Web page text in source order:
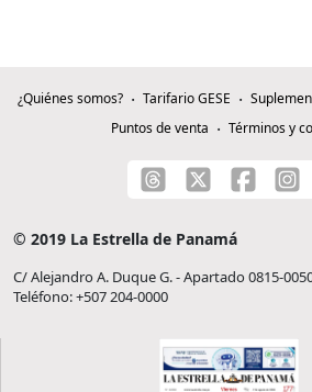
¿Quiénes somos? Tarifario GESE
Puntos de venta
Términos y
© 2019 La Estrella de Panamá
C/ Alejandro A. Duque G. - Apartado 0815-
Teléfono: +507 204-0000